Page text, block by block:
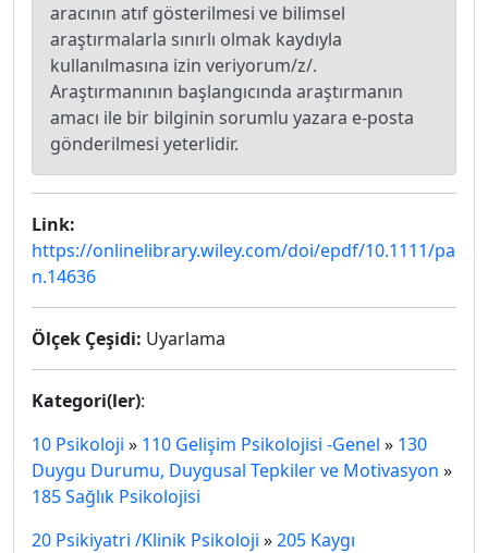
aracının atıf gösterilmesi ve bilimsel
araştırmalarla sınırlı olmak kaydıyla
kullanılmasına izin veriyorum/z/.
Araştırmanının başlangıcında araştırmanın
amacı ile bir bilginin sorumlu yazara e-posta
gönderilmesi yeterlidir.
Link:
https://onlinelibrary.wiley.com/doi/epdf/10.1111/pa
n.14636
Ölçek Çeşidi: Uyarlama
Kategori(ler):
10 Psikoloji » 110 Gelişim Psikolojisi -Genel » 130
Duygu Durumu, Duygusal Tepkiler ve Motivasyon »
185 Sağlık Psikolojisi
20 Psikiyatri /Klinik Psikoloji »205 Kaygı